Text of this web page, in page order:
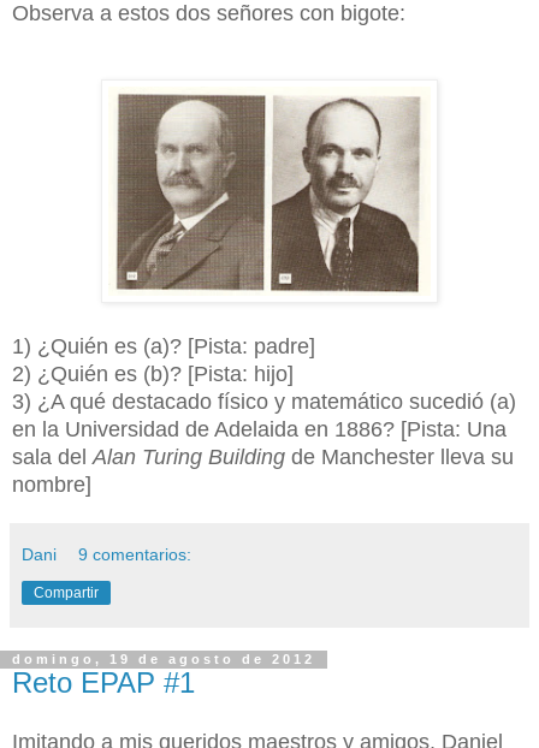
Observa a estos dos señores con bigote:
1) ¿Quién es (a)? [Pista: padre]
2) ¿Quién es (b)? [Pista: hijo]
3) ¿A qué destacado físico y matemático sucedió (a)
en la Universidad de Adelaida en 1886? [Pista: Una
sala delAlan Turing Building de Manchester lleva su
nombre]
Dani 9 comentarios:
Compartir
domingo, 19 de agosto de 2012
Reto EPAP #1
Imitando a mis queridos maestros y amigos, Daniel